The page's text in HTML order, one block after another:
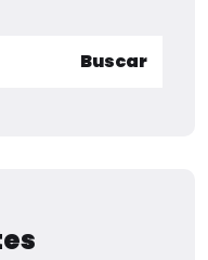
Buscar